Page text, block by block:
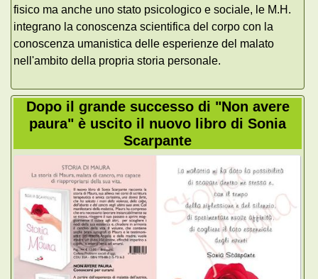
fisico ma anche uno stato psicologico e sociale, le M.H.
integrano la conoscenza scientifica del corpo con la
conoscenza umanistica delle esperienze del malato
nell'ambito della propria storia personale.
Dopo il grande successo di "Non avere
paura" è uscito il nuovo libro di Sonia
Scarpante